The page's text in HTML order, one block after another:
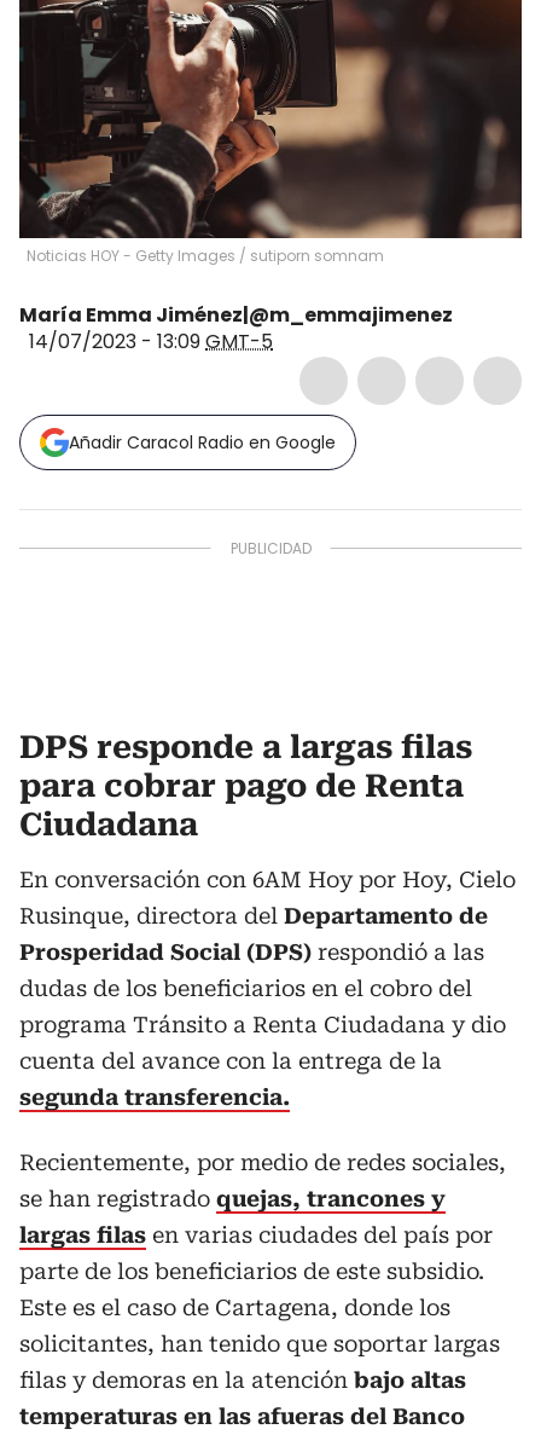
Noticias HOY - Getty Images / sutiporn somnam
María Emma Jiménez|@m_emmajimenez
14/07/2023 - 13:09GMT-5
Añadir Caracol Radio en Google
DPS responde a largas filas
para cobrar pago de Renta
Ciudadana
En conversación con 6AM Hoy por Hoy, Cielo
Rusinque, directora del Departamento de
Prosperidad Social (DPS) respondió a las
dudas de los beneficiarios en el cobro del
programa Tránsito a Renta Ciudadana y dio
cuenta del avance con la entrega de la
segunda transferencia.
Recientemente, por medio de redes sociales,
se han registrado quejas, trancones y
largas filas en varias ciudades del país por
parte de los beneficiarios de este subsidio.
Este es el caso de Cartagena, donde los
solicitantes, han tenido que soportar largas
filas y demoras en la atención bajo altas
temperaturas en las afueras del Banco